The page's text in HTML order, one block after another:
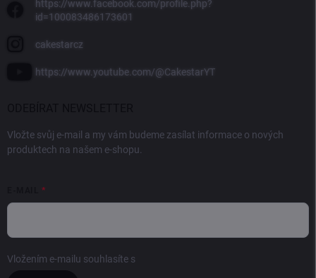
https://www.facebook.com/profile.php?
id=100083486173601
cakestarcz
https://www.youtube.com/@CakestarYT
Vložte svůj e-mail a my vám budeme zasílat informace o nových
produktech na našem e-shopu.
Vložením e-mailu souhlasíte s